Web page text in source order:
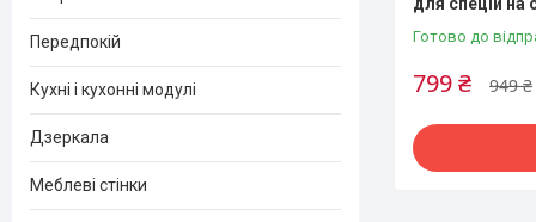
Готово до
949 ₴
799 ₴
Передпокій
Кухні і кухонні модулі
Дзеркала
Меблеві стінки